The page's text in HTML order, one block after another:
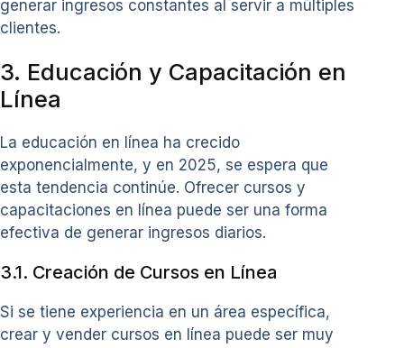
generar ingresos constantes al servir a múltiples
clientes.
3. Educación y Capacitación en
Línea
La educación en línea ha crecido
exponencialmente, y en 2025, se espera que
esta tendencia continúe. Ofrecer cursos y
capacitaciones en línea puede ser una forma
efectiva de generar ingresos diarios.
3.1. Creación de Cursos en Línea
Si se tiene experiencia en un área específica,
crear y vender cursos en línea puede ser muy